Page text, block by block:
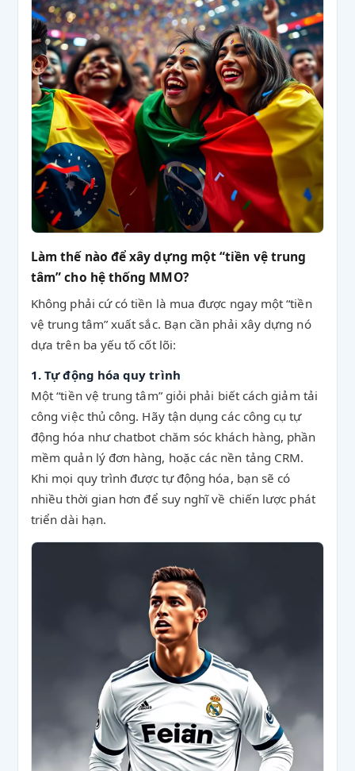
Làm thế nào để xây dựng một “tiền vệ trung
tâm” cho hệ thống MMO?
Không phải cứ có tiền là mua được ngay một “tiền
vệ trung tâm” xuất sắc. Bạn cần phải xây dựng nó
dựa trên ba yếu tố cốt lõi:
1. Tự động hóa quy trình
Một “tiền vệ trung tâm” giỏi phải biết cách giảm tải
công việc thủ công. Hãy tận dụng các công cụ tự
động hóa như chatbot chăm sóc khách hàng, phần
mềm quản lý đơn hàng, hoặc các nền tảng CRM.
Khi mọi quy trình được tự động hóa, bạn sẽ có
nhiều thời gian hơn để suy nghĩ về chiến lược phát
triển dài hạn.